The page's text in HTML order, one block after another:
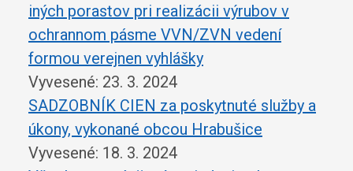
iných porastov pri realizácii výrubov v
ochrannom pásme VVN/ZVN vedení
formou verejnen vyhlášky
Vyvesené: 23. 3. 2024
SADZOBNÍK CIEN za poskytnuté služby a
úkony, vykonané obcou Hrabušice
Vyvesené: 18. 3. 2024